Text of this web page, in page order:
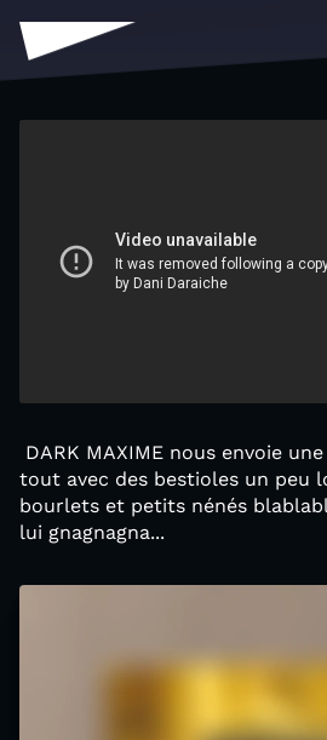
DARK MAXIME nous envoie
tout avec des bestioles un peu
bourlets et petits nénés
lui gnagnagna...